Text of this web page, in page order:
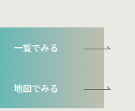
一覧でみる
地図でみる